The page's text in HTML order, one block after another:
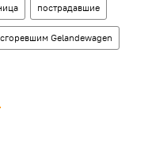
пострадавшие
Gelandewagen